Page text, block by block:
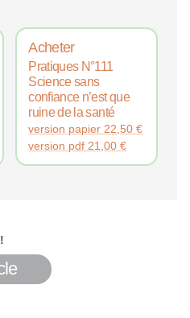
Acheter
Pratiques N°111
Science sans
confiance n’est que
ruine de la santé
version papier 22,50€
version pdf 21,00€